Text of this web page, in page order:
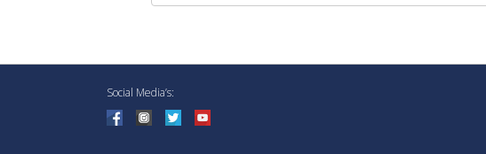
Social Media’s: